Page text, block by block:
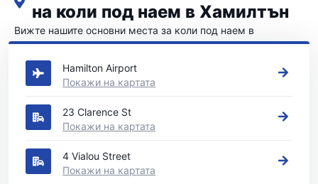
на коли под наем в Хамилтън
Вижте нашите основни места за коли под наем в
Хамилтън
Hamilton Airport
Покажи на картата
23 Clarence St
Покажи на картата
4 Vialou Street
Покажи на картата